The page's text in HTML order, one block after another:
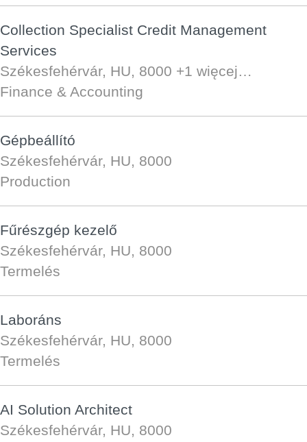
Collection Specialist Credit Management
Services
Székesfehérvár, HU, 8000 +1 więcej…
Finance & Accounting
Gépbeállító
Székesfehérvár, HU, 8000
Production
Fűrészgép kezelő
Székesfehérvár, HU, 8000
Termelés
Laboráns
Székesfehérvár, HU, 8000
Termelés
AI Solution Architect
Székesfehérvár, HU, 8000